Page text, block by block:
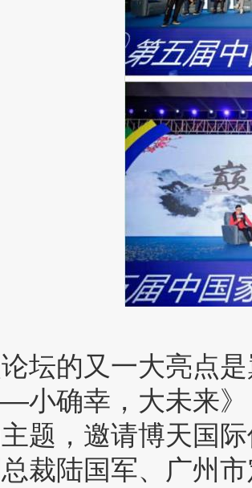
的又一大亮点是
小确幸，大未来
题，邀请博天国
裁陆国军、广州